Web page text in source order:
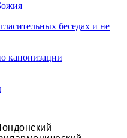
беседах и не
канонизации